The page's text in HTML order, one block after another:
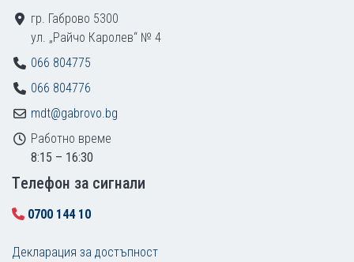
гр. Габрово 5300
ул. „Райчо Каролев“ № 4
066 804775
066 804776
mdt@gabrovo.bg
Работно време
8:15 – 16:30
Tелефон за сигнали
0700 144 10
Декларация за достъпност